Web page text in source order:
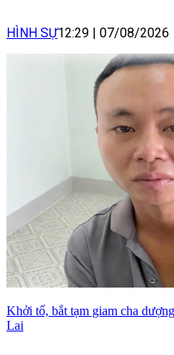
HÌNH SỰ12:29 07/08/2026
Khởi tố, bắt tạm giam cha
Lai